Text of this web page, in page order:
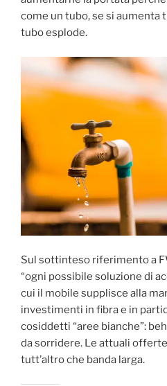
come un tubo, se si aumenta
tubo esplode.
Sul sottinteso riferimento a
“ogni possibile soluzione di
cui il mobile supplisce alla
investimenti in fibra e in
cosiddetti “aree bianche”:
da sorridere. Le attuali
tutt’altro che banda larga.